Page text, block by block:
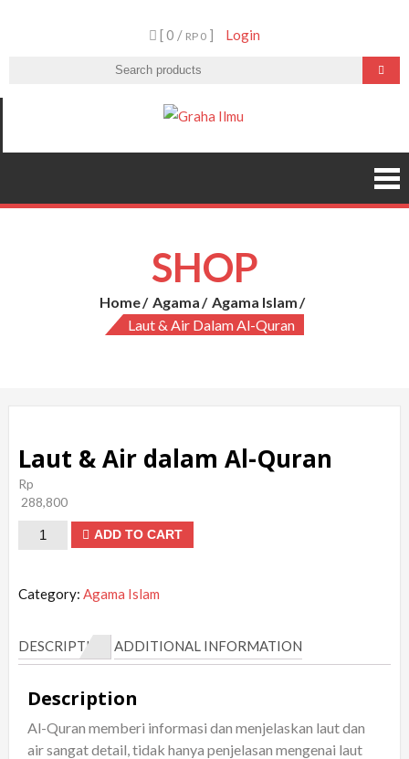
[ 0 / RP 0 ] Login
SHOP
Home Agama
Agama Islam
Laut & Air Dalam Al-Quran
Laut & Air dalam Al-Quran
Rp
288,800
Laut
dalam
Quran
ADD TO CART
Category: Agama Islam
DESCRIPTION ADDITIONAL INFORMATION
Description
Al-Quran memberi informasi dan menjelaskan laut dan
air sangat detail, tidak hanya penjelasan mengenai laut